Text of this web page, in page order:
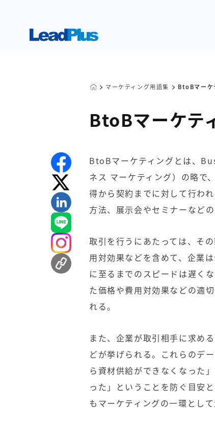
マーケティング用語集 BtoBマーケ
BtoBマーケテ
BtoBマーケティングとは、
ネス マーケティング）の略で
得から契約までに対して行わ
方法、展示会やセミナーなど
取引を行うにあたっては、そ
用対効果などを含めて、企業
に至るまでのスピードは遅く
た価格や費用対効果などの適
れる。
また、企業が取引相手に求め
どが挙げられる。これらのデ
ら資材供給ができなくなった
った」ということを防ぐ目安
もマーケティングの一環として